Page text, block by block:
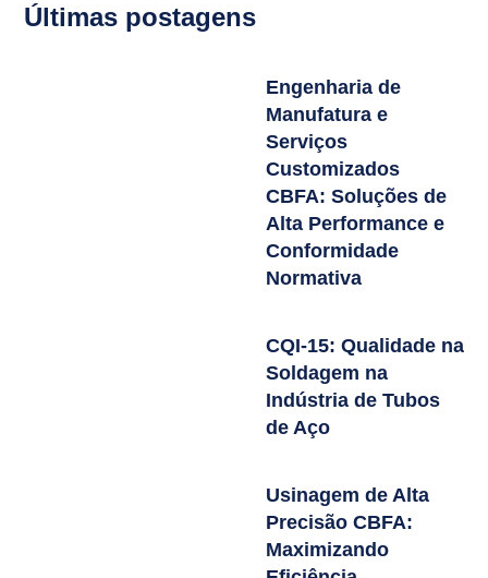
Últimas postagens
Engenharia de
Manufatura e
Serviços
Customizados
CBFA: Soluções de
Alta Performance e
Conformidade
Normativa
CQI-15: Qualidade na
Soldagem na
Indústria de Tubos
de Aço
Usinagem de Alta
Precisão CBFA:
Maximizando